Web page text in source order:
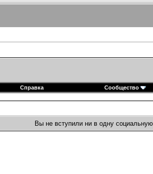
Справка Сообщество
Вы не вступили ни в одну социальную